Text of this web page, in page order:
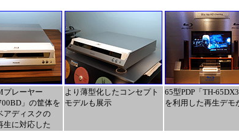
プレーヤー
」の筐体を
アディスクの
生に対応した
より薄型化したコンセプト
モデルも展示
65型PDP「TH-
を利用した再生デモ